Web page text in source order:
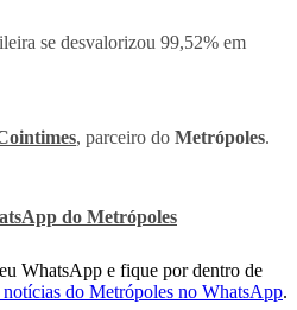
se desvalorizou 99,52% em
, parceiro do Metrópoles.
do Metrópoles
WhatsApp e fique por dentro de
notícias do Metrópoles no WhatsApp.